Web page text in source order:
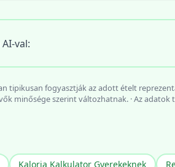
val:
tipikusan fogyasztják az adott ételt
minősége szerint változhatnak. · Az
Kaloria Kalkulator Gyerekeknek